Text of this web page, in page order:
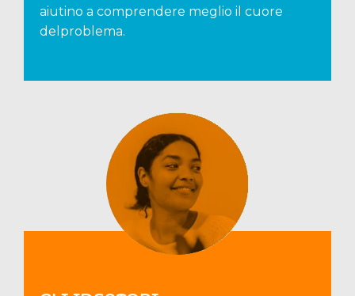
aiutino a comprendere meglio il cuore
delproblema.